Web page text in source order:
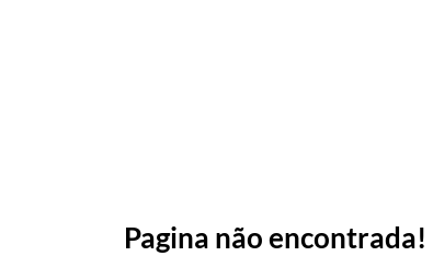
Pagina não encontrada!